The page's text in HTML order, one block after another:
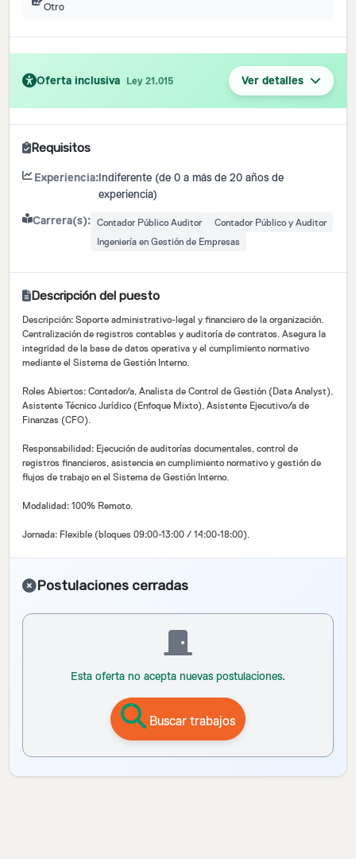
Otro
Oferta inclusiva Ley 21.015 Ver detalles
Requisitos
Experiencia:Indiferente (de 0 a más de 20 años de
experiencia)
Carrera(s): Contador Público Auditor
Contador Público y Auditor
Ingeniería en Gestión de Empresas
Descripción del puesto
Descripción: Soporte administrativo-legal y financiero de la organización.
Centralización de registros contables y auditoría de contratos. Asegura la
integridad de la base de datos operativa y el cumplimiento normativo
mediante el Sistema de Gestión Interno.
Roles Abiertos: Contador/a, Analista de Control de Gestión (Data Analyst),
Asistente Técnico Jurídico (Enfoque Mixto), Asistente Ejecutivo/a de
Finanzas (CFO).
Responsabilidad: Ejecución de auditorías documentales, control de
registros financieros, asistencia en cumplimiento normativo y gestión de
flujos de trabajo en el Sistema de Gestión Interno.
Modalidad: 100% Remoto.
Jornada: Flexible (bloques 09:00-13:00 / 14:00-18:00).
Postulaciones cerradas
Esta oferta no acepta nuevas postulaciones.
Buscar trabajos